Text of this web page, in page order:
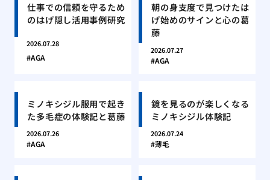
仕事での信頼を守るため
のはげ隠し活用事例研究
2026.07.28
AGA
朝の身支度で見つけたは
げ始めのサインと心の葛
藤
2026.07.27
AGA
ミノキシジル服用で起き
た多毛症の体験記と葛藤
2026.07.26
AGA
鏡を見るのが楽しくなる
ミノキシジル体験記
2026.07.24
薄毛